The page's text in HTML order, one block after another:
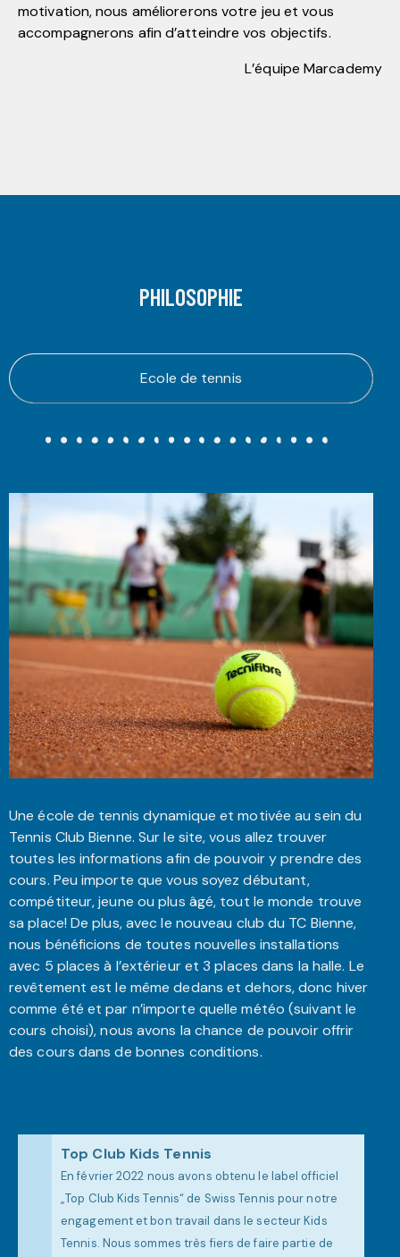
motivation, nous améliorerons votre jeu et vous
accompagnerons afin d’atteindre vos objectifs.
L’équipe Marcademy
PHILOSOPHIE
Ecole de tennis
Une école de tennis dynamique et motivée au sein du
Tennis Club Bienne. Sur le site, vous allez trouver
toutes les informations afin de pouvoir y prendre des
cours. Peu importe que vous soyez débutant,
compétiteur, jeune ou plus âgé, tout le monde trouve
sa place! De plus, avec le nouveau club du TC Bienne,
nous bénéficions de toutes nouvelles installations
avec 5 places à l’extérieur et 3 places dans la halle. Le
revêtement est le même dedans et dehors, donc hiver
comme été et par n’importe quelle météo (suivant le
cours choisi), nous avons la chance de pouvoir offrir
des cours dans de bonnes conditions.
Top Club Kids Tennis
En février 2022 nous avons obtenu le label officiel
„Top Club Kids Tennis“ de Swiss Tennis pour notre
engagement et bon travail dans le secteur Kids
Tennis. Nous sommes très fiers de faire partie de